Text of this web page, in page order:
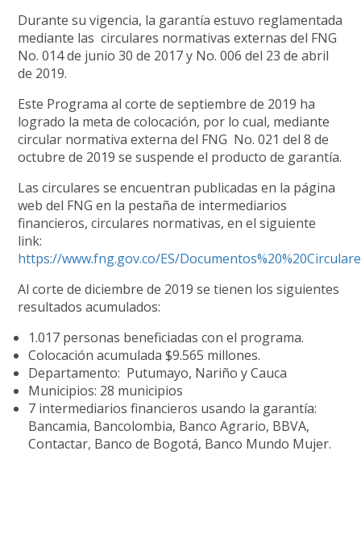
Durante su vigencia, la garantíaestuvo reglamentada
mediante las circulares normativas externas del FNG
No. 014 de junio 30 de 2017 y No. 006 del 23 de abril
de 2019.
Este Programa al corte de septiembre de 2019 ha
logrado la meta de colocación, por lo cual, mediante
circular normativaexterna del FNG No. 021 del 8 de
octubre de 2019 se suspende el producto de garantía.
Las circularesse encuentran publicadas en la página
web del FNGen la pestaña de intermediarios
financieros, circulares normativas, en el siguiente
link:
https://www.fng.gov.co/ES/
Al corte de diciembre de 2019 se tienen los siguientes
resultados acumulados:
1.017 personas beneficiadas con el programa.
Colocación acumulada $9.565 millones.
Departamento: Putumayo, Nariño y Cauca
Municipios: 28 municipios
7 intermediarios financieros usando la garantía:
Bancamia, Bancolombia, Banco Agrario, BBVA,
Contactar, Banco de Bogotá, Banco Mundo Mujer.